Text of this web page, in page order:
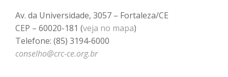
Av. da Universidade, 3057 – Fortaleza/CE
CEP – 60020-181 (veja no mapa)
Telefone: (85) 3194-6000
conselho@crc-ce.org.br